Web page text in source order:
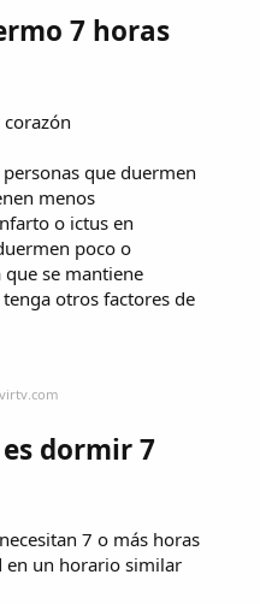
7 horas
que duermen
menos
o ictus en
poco o
se mantiene
otros factores de
dormir 7
7 o más horas
en un horario similar